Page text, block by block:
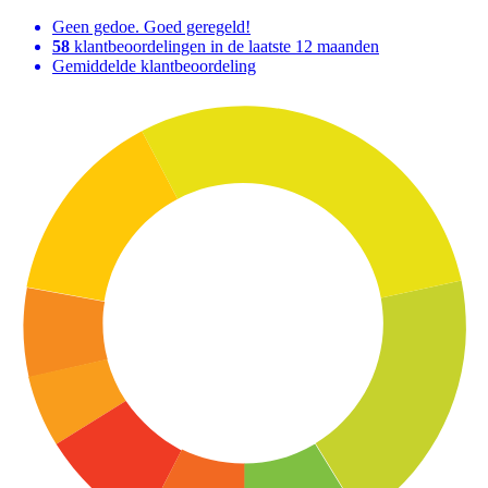
Geen gedoe. Goed geregeld!
58 klantbeoordelingen in de laatste 12 maanden
Gemiddelde klantbeoordeling